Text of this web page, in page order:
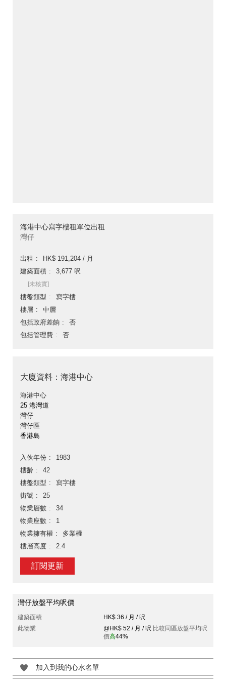
海港中心寫字樓租單位出租
灣仔
出租
HK$ 191,204 / 月
建築面積
3,677 呎
[未核實]
樓盤類型
寫字樓
樓層
中層
包括政府差餉
否
包括管理費
否
大廈資料：海港中心
海港中心
25 港灣道
灣仔
灣仔區
香港島
入伙年份
1983
樓齡
42
樓盤類型
寫字樓
街號
25
物業層數
34
物業座數
1
物業擁有權
多業權
樓層高度
2.4
訂閱更新
灣仔放盤平均呎價
建築面積
HK$ 36 / 月 / 呎
此物業
@HK$ 52 / 月 / 呎 比較同區放盤平均呎
價高44%
加入到我的心水名單